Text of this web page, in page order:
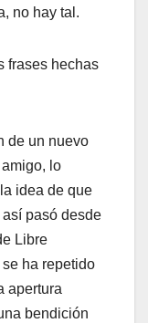
no hay tal.
frases hechas
de un nuevo
lo
idea de que
pasó desde
Libre
ha repetido
apertura
bendición